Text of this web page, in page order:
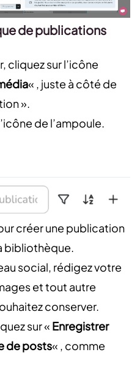
de publications
cliquez sur l’icône
« , juste à côté de
».
de l’ampoule.
créer une publication
bibliothèque.
social, rédigez votre
et tout autre
conserver.
sur « Enregistrer
de posts« , comme